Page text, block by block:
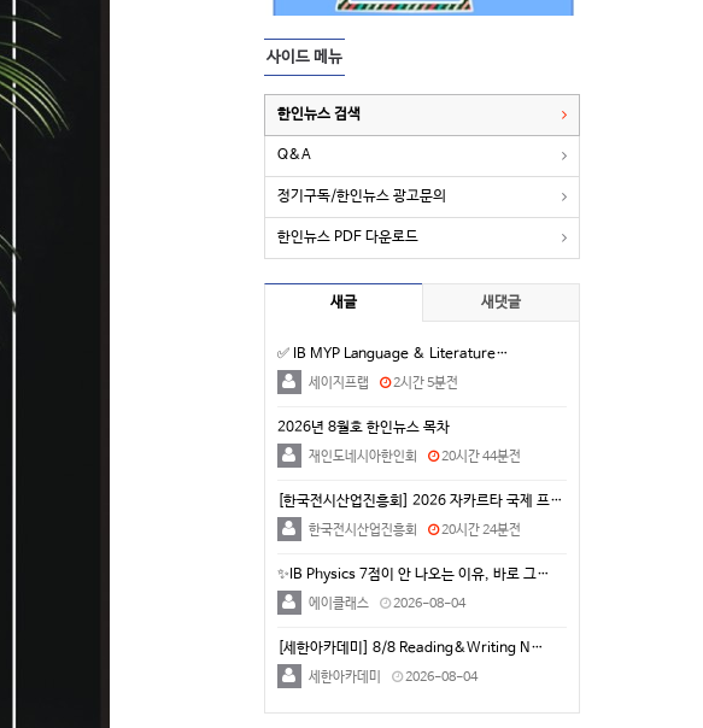
사이드 메뉴
한인뉴스 검색
Q&A
정기구독/한인뉴스 광고문의
한인뉴스 PDF 다운로드
새글 새댓글
✅ IB MYP Language & Literature…
세이지프랩 2시간 5분전
2026년 8월호 한인뉴스 목차
재인도네시아한인회 20시간 44분전
[한국전시산업진흥회] 2026 자카르타 국제 프리미엄 …
한국전시산업진흥회 20시간 24분전
✨IB Physics 7점이 안 나오는 이유, 바로 그…
에이클래스 2026-08-04
[세한아카데미] 8/8 Reading&Writing N…
세한아카데미 2026-08-04